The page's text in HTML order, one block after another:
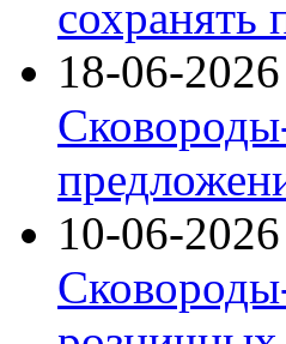
сохранять
18-06-2026
10-06-2026